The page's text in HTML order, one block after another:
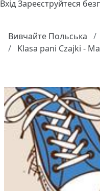
ВхідЗареєструйтеся
Вивчайте Польська
Klasa pani Czajki -